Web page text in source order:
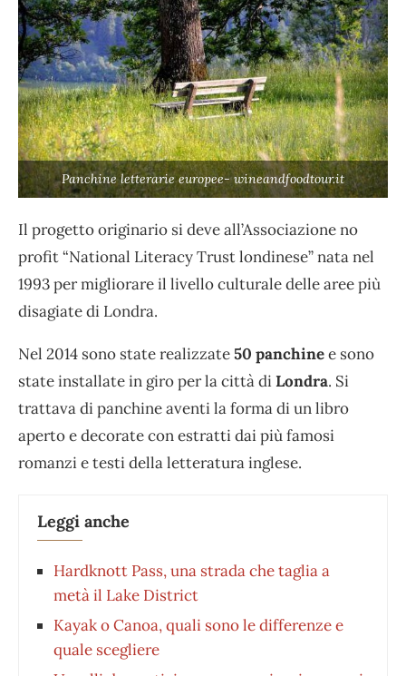
Panchine letterarie europee- wineandfoodtour.it
Il progetto originario si deve all’Associazione no
profit “National Literacy Trust londinese” nata nel
1993 per migliorare il livello culturale delle aree più
disagiate di Londra.
Nel 2014 sono state realizzate50 panchinee sono
state installate in giro per la città diLondra. Si
trattava di panchine aventi la forma di un libro
aperto e decorate con estratti dai più famosi
romanzi e testi della letteratura inglese.
Leggi anche
Hardknott Pass, una strada che taglia a
metà il Lake District
Kayak o Canoa, quali sono le differenze e
quale scegliere